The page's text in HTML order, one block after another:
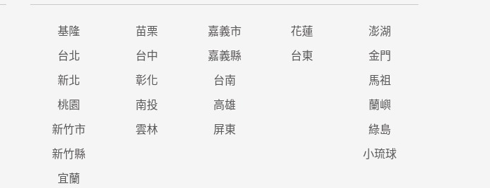
基隆 苗栗 嘉義市 花蓮 澎湖
台北 台中 嘉義縣 台東 金門
新北 彰化 台南 馬祖
桃園 南投 高雄 蘭嶼
新竹市 雲林 屏東 綠島
新竹縣 小琉球
宜蘭